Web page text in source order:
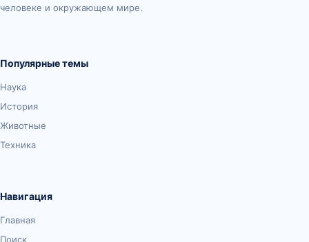
человеке и окружающем мире.
Популярные темы
Наука
История
Животные
Техника
Навигация
Главная
Поиск